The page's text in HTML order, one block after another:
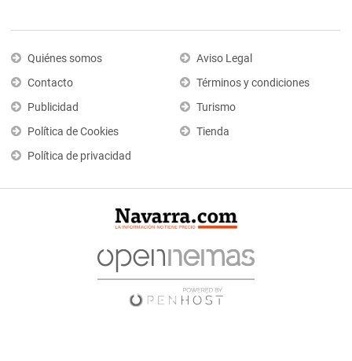
Quiénes somos
Contacto
Publicidad
Política de Cookies
Política de privacidad
Aviso Legal
Términos y condiciones
Turismo
Tienda